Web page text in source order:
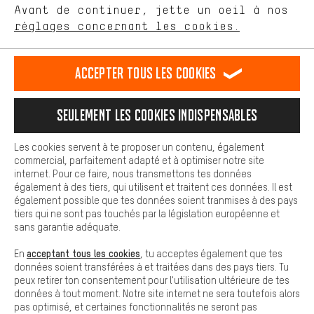
français english
EN Deutsch español
RÉSILIER LE CONTRAT Communauté d'Aix-la-Chapelle
Programme d'affiliation Mentions Légales Protection des données
Conditions générales de vente Plateforme d'Alerte
Reprise des batteries Corepile Paramètres de cookies
Modifier le contraste
Tous les prix s'entendent en euros (MwSt hors) plus les
frais de portpour la livraison versÉtats-Unis.
Avant de continuer, jette un oeil à nos
réglages concernant les cookies.
Plus de confort
est plus confortable. Avec les cookies de confort, nous
Nous pouvons ainsi mettre à ta disposition d'autres contenus et
informations utiles. De plus, tu as la possibilité d'utiliser des
facilement les bons produits. Par exemple, nous proposons une
facilement aux questions.
Cookies de base
Les cookies de base garantissent que tu puisses utiliser les
fonctions de notre site web.
Accepter tous les cookies
Seulement les cookies indispensables
Les cookies servent à te proposer un contenu, également
commercial, parfaitement adapté et à optimiser notre site
internet. Pour ce faire, nous transmettons tes données
également à des tiers, qui utilisent et traitent ces données. Il est
également possible que tes données soient tranmises à des pays
tiers qui ne sont pas touchés par la législation européenne et
sans garantie adéquate.
En acceptant tous les cookies , tu acceptes également que tes
données soient transférées à et traitées dans des pays tiers. Tu
peux retirer ton consentement pour l'utilisation ultérieure de tes
données à tout moment. Notre site internet ne sera toutefois alors
pas optimisé, et certaines fonctionnalités ne seront pas